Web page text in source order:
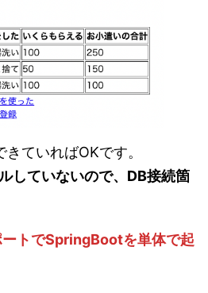
ていればOKです。
していないので、DB接続箇
トでSpringBootを単体で起